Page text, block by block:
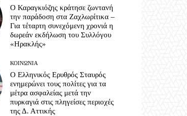
Ο Καραγκιόζης κράτησε ζωντανή
την παράδοση στα Ζαχλωρίτικα –
Για τέταρτη συνεχόμενη χρονιά η
δωρεάν εκδήλωση του Συλλόγου
«Ηρακλής»
ΚΟΙΝΩΝΊΑ
Ο Ελληνικός Ερυθρός Σταυρός
ενημερώνει τους πολίτες για τα
μέτρα ασφαλείας μετά την
πυρκαγιά στις πληγείσες περιοχές
της Δ. Αττικής